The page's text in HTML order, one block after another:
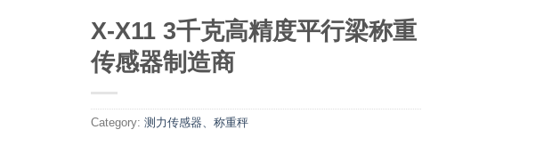
X-X11 3千克高精度平行梁称重
传感器制造商
Category: 测力传感器、称重秤